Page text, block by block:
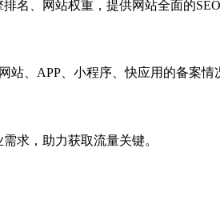
名、网站权重，提供网站全面的
站、APP、小程序、快应用的备案
求，助力获取流量关键。